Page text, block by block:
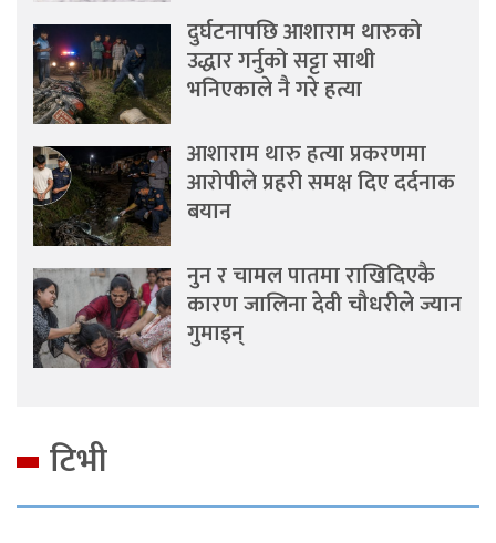
दुर्घटनापछि आशाराम थारुको
उद्धार गर्नुको सट्टा साथी
भनिएकाले नै गरे हत्या
आशाराम थारु हत्या प्रकरणमा
आरोपीले प्रहरी समक्ष दिए दर्दनाक
बयान
नुन र चामल पातमा राखिदिएकै
कारण जालिना देवी चौधरीले ज्यान
गुमाइन्
टिभी